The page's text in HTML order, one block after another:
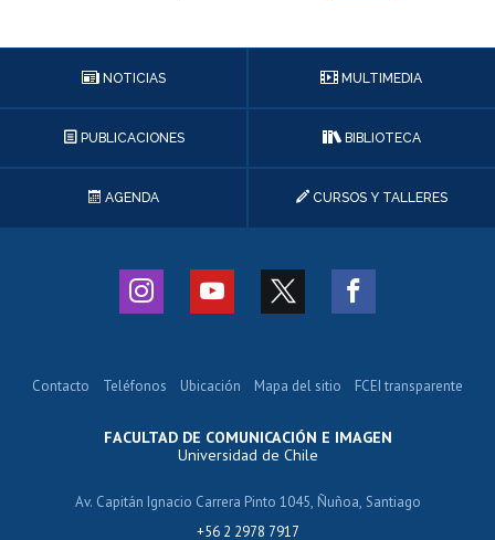
NOTICIAS MULTIMEDIA
PUBLICACIONES BIBLIOTECA
AGENDA CURSOS Y TALLERES
FACULTAD DE COMUNICACIÓN E IMAGEN
Universidad de Chile
Av. Capitán Ignacio Carrera Pinto 1045, Ñuñoa, Santiago
+56 2 2978 7917
Contacto Teléfonos Ubicación Mapa del sitio FCEI transparente